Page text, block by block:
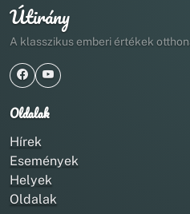
Útirány
A klasszikus emberi értékek
Oldalak
Hírek
Események
Helyek
Oldalak